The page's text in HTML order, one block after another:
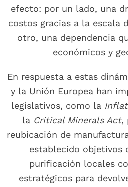
efecto: por un lado, una
costos gracias a la escala
otro, una dependencia
económicos y
En respuesta a estas
y la Unión Europea han
legislativos, como la
la Critical Minerals Act,
reubicación de
establecido objetivos
purificación locales
estratégicos para